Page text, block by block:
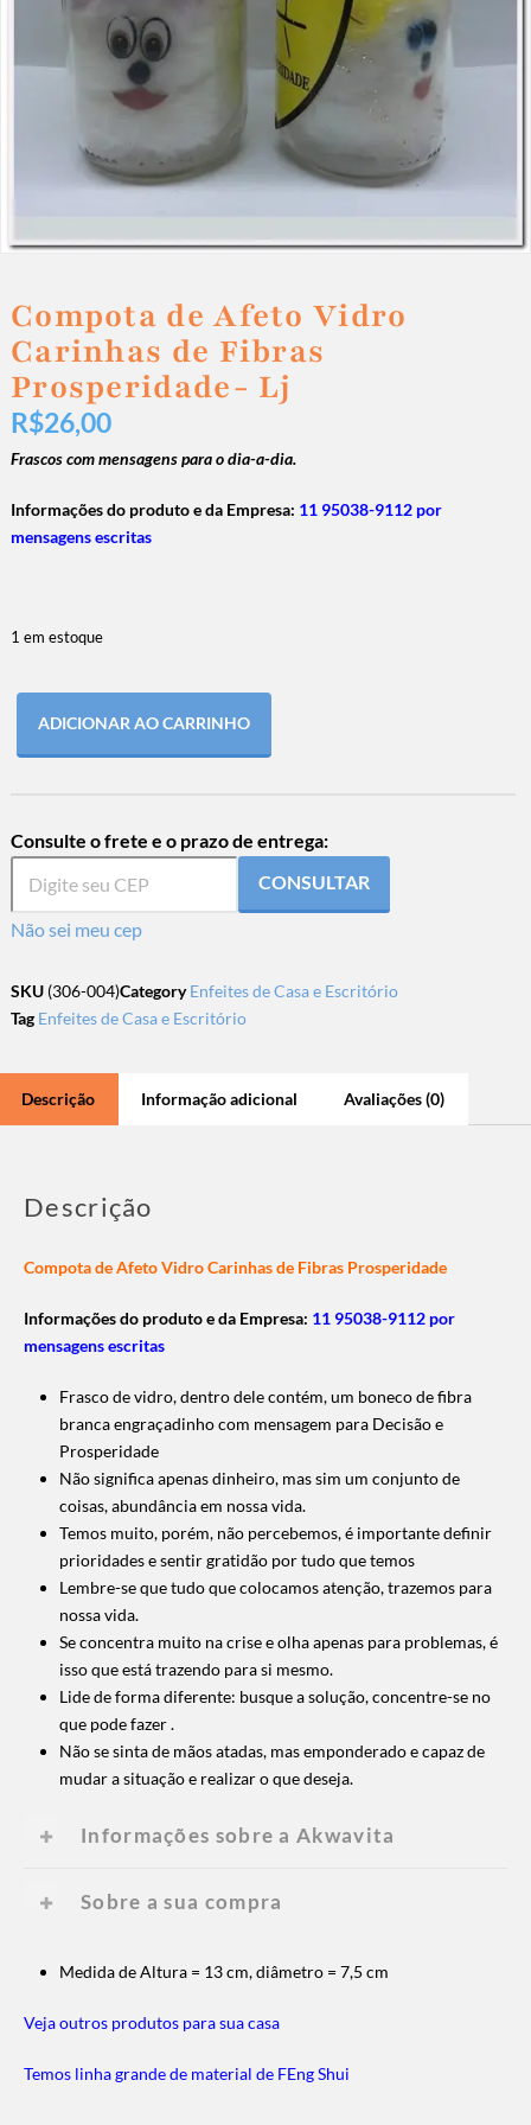
Compota de Afeto Vidro
Carinhas de Fibras
Prosperidade- Lj
R$26,00
Frascos com mensagens para o dia-a-dia.
Informações do produto e da Empresa: 11 95038-9112 por
mensagens escritas
1 em estoque
ADICIONAR AO CARRINHO
Consulte o frete e o prazo de entrega:
CONSULTAR
Não sei meu cep
SKU (306-004)Category Enfeites de Casa e Escritório
Tag Enfeites de Casa e Escritório
Descrição Informação adicional Avaliações (0)
Descrição
Compota de Afeto Vidro Carinhas de Fibras Prosperidade
Informações do produto e da Empresa: 11 95038-9112 por
mensagens escritas
Frasco de vidro, dentro dele contém, um boneco de fibra
branca engraçadinho com mensagem para Decisão e
Prosperidade
Não significa apenas dinheiro, mas sim um conjunto de
coisas, abundância em nossa vida.
Temos muito, porém, não percebemos, é importante definir
prioridades e sentir gratidão por tudo que temos
Lembre-se que tudo que colocamos atenção, trazemos para
nossa vida.
Se concentra muito na crise e olha apenas para problemas, é
isso que está trazendo para si mesmo.
Lide de forma diferente: busque a solução, concentre-se no
que pode fazer .
Não se sinta de mãos atadas, mas emponderado e capaz de
mudar a situação e realizar o que deseja.
Informações sobre a Akwavita
Sobre a sua compra
Medida de Altura = 13 cm, diâmetro = 7,5 cm
Veja outros produtos para sua casa
Temos linha grande de material de FEng Shui